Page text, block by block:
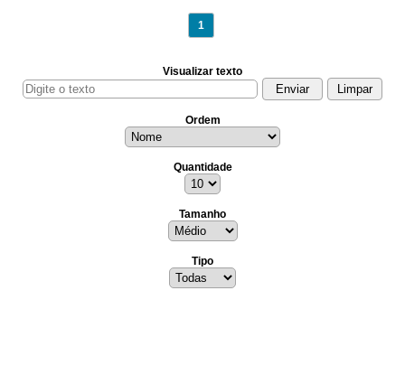
1
Visualizar texto
Ordem
Quantidade
Tamanho
Tipo